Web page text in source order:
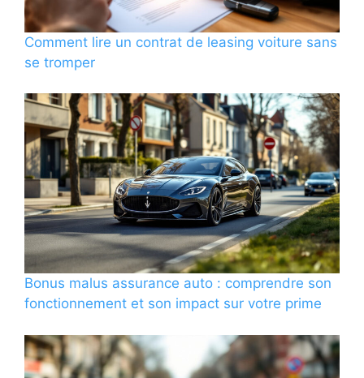
Comment lire un contrat de leasing voiture sans
se tromper
Bonus malus assurance auto : comprendre son
fonctionnement et son impact sur votre prime